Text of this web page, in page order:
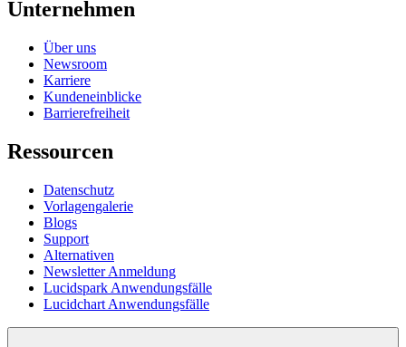
Unternehmen
Über uns
Newsroom
Karriere
Kundeneinblicke
Barrierefreiheit
Ressourcen
Datenschutz
Vorlagengalerie
Blogs
Support
Alternativen
Newsletter Anmeldung
Lucidspark Anwendungsfälle
Lucidchart Anwendungsfälle